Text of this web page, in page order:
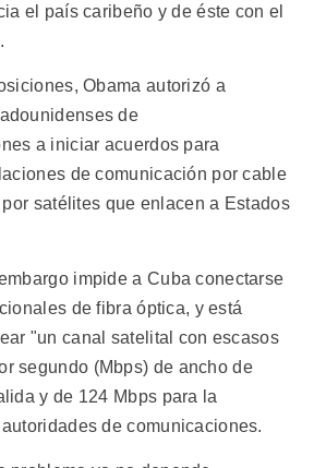
el país caribeño y de éste con el
Obama autorizó a
de
a iniciar acuerdos para
de comunicación por cable
satélites que enlacen a Estados
impide a Cuba conectarse
de fibra óptica, y está
"un canal satelital con escasos
segundo (Mbps) de ancho de
y de 124 Mbps para la
de comunicaciones.